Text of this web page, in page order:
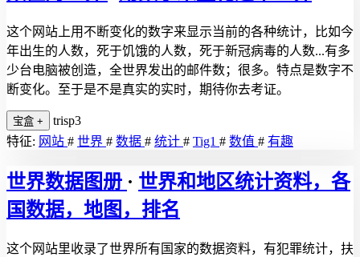
这个网站上用不断变化的数字来显示当前的各种统计，比如今
年出生的人数，死于饥饿的人数，死于新冠病毒的人数...有多
少台电脑被创造，全世界发出的邮件数；很多。特点是数字不
断变化。至于是不是真实的实时，期待你去考证。
宝盒 +
trisp3
特征: 网站 # 世界 # 数据 # 统计 # Tig1 # 数值 # 有趣
世界数据图册 · 世界和地区统计资料，各
国数据，地图，排名
这个网站里收录了世界所有国家的数据资料，有犯罪统计，扶